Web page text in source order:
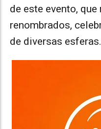
de este evento,
renombrados,
de diversas esferas.